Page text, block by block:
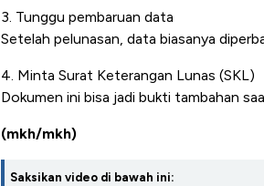
3. Tunggu pembaruan data
Setelah pelunasan, data biasanya
4. Minta Surat Keterangan Lunas (SKL)
Dokumen ini bisa jadi bukti tambahan
(mkh/mkh)
Saksikan video di bawah ini: